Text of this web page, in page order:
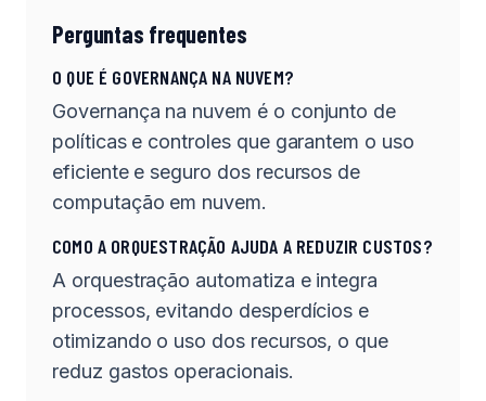
Perguntas frequentes
O QUE É GOVERNANÇA NA NUVEM?
Governança na nuvem é o conjunto de
políticas e controles que garantem o uso
eficiente e seguro dos recursos de
computação em nuvem.
COMO A ORQUESTRAÇÃO AJUDA A REDUZIR CUSTOS?
A orquestração automatiza e integra
processos, evitando desperdícios e
otimizando o uso dos recursos, o que
reduz gastos operacionais.